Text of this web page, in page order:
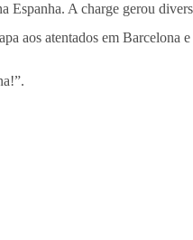
Espanha. A charge gerou
aos atentados em Barcelona